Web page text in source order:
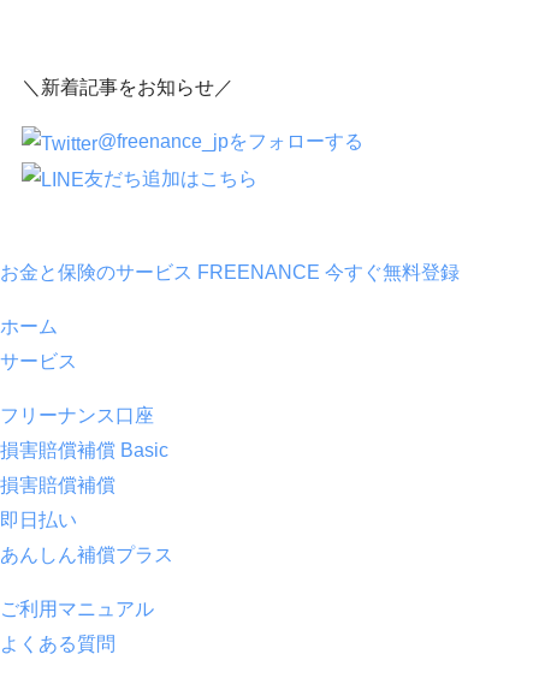
＼新着記事をお知らせ／
@freenance_jpをフォローする
友だち追加はこちら
お金と保険のサービス FREENANCE 今すぐ無料登録
ホーム
サービス
フリーナンス口座
損害賠償補償 Basic
損害賠償補償
即日払い
あんしん補償プラス
ご利用マニュアル
よくある質問